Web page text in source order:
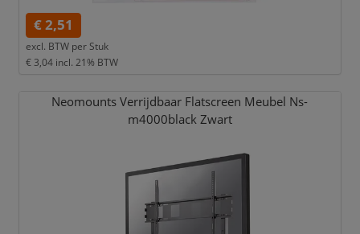
€ 2,51
excl. BTW per Stuk
€ 3,04 incl. 21% BTW
Neomounts Verrijdbaar Flatscreen Meubel Ns-
m4000black Zwart